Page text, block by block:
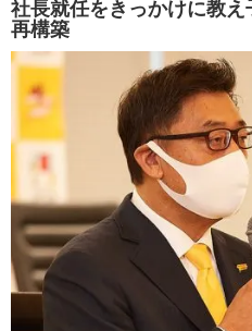
社長就任をきっかけに教
再構築